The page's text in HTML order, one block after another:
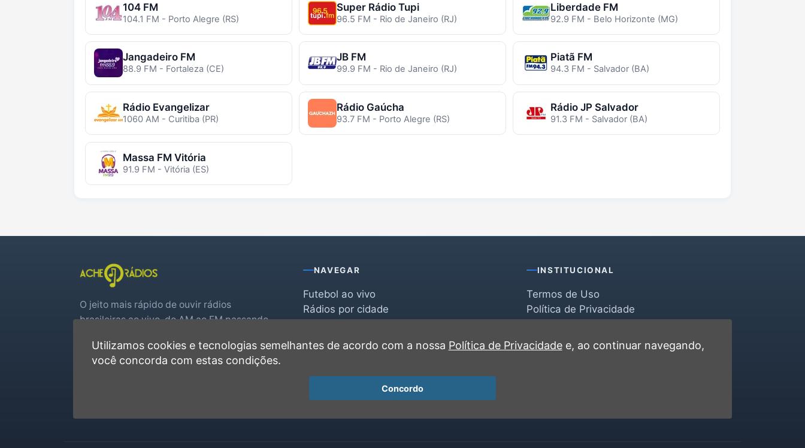
104 FM
104.1 FM - Porto Alegre (RS)
Super Rádio Tupi
96.5 FM - Rio de Janeiro (RJ)
Liberdade FM
92.9 FM - Belo Horizonte (MG)
Jangadeiro FM
88.9 FM - Fortaleza (CE)
JB FM
99.9 FM - Rio de Janeiro (RJ)
Piatã FM
94.3 FM - Salvador (BA)
Rádio Evangelizar
1060 AM - Curitiba (PR)
Rádio Gaúcha
93.7 FM - Porto Alegre (RS)
Rádio JP Salvador
91.3 FM - Salvador (BA)
Massa FM Vitória
91.9 FM - Vitória (ES)
O jeito mais rápido de ouvir rádios
brasileiras ao vivo, do AM ao FM passando
real.
NAVEGAR
Futebol ao vivo
Rádios por cidade
Favoritas
INSTITUCIONAL
Termos de Uso
Política de Privacidade
Contato
Utilizamos cookies e tecnologias semelhantes de acordo com a nossa Política de Privacidadee, ao continuar navegando,
você concorda com estas condições.
Concordo